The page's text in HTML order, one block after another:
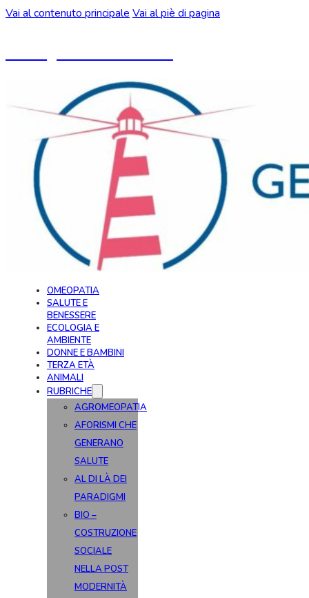
Vai al contenuto principale Vai al piè di pagina
OMEOPATIA
SALUTE E
BENESSERE
ECOLOGIA E
AMBIENTE
DONNE E BAMBINI
TERZA ETÀ
ANIMALI
RUBRICHE
AGROMEOPATIA
AFORISMI CHE
GENERANO
SALUTE
AL DI LÀ DEI
PARADIGMI
BIO –
COSTRUZIONE
SOCIALE
NELLA POST
MODERNITÀ